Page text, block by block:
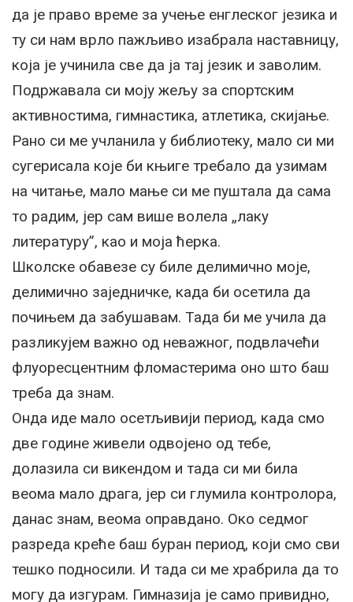
да је право време за учење енглеског језика и
ту си нам врло пажљиво изабрала наставницу,
која је учинила све да ја тај језик и заволим.
Подржавала си моју жељу за спортским
активностима, гимнастика, атлетика, скијање.
Рано си ме учланила у библиотеку, мало си ми
сугерисала које би књиге требало да узимам
на читање, мало мање си ме пуштала да сама
то радим, јер сам више волела „лаку
литературу”, као и моја ћерка.
Школске обавезе су биле делимично моје,
делимично заједничке, када би осетила да
почињем да забушавам. Тада би ме учила да
разликујем важно од неважног, подвлачећи
флуоресцентним фломастерима оно што баш
треба да знам.
Онда иде мало осетљивији период, када смо
две године живели одвојено од тебе,
долазила си викендом и тада си ми била
веома мало драга, јер си глумила контролора,
данас знам, веома оправдано. Око седмог
разреда креће баш буран период, који смо сви
тешко подносили. И тада си ме храбрила да то
могу да изгурам. Гимназија је само привидно,